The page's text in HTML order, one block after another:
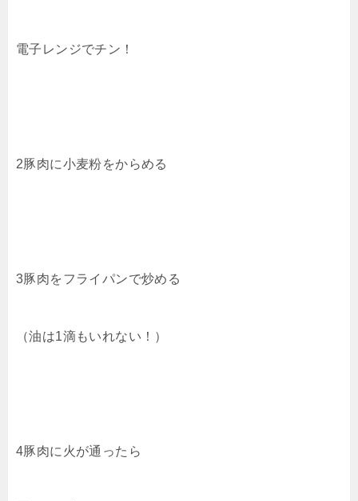
電子レンジでチン！
2豚肉に小麦粉をからめる
3豚肉をフライパンで炒める
（油は1滴もいれない！）
4豚肉に火が通ったら